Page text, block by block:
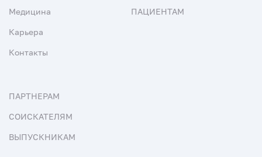
Медицина
Карьера
Контакты
ПАЦИЕНТАМ
ПАРТНЕРАМ
СОИСКАТЕЛЯМ
ВЫПУСКНИКАМ